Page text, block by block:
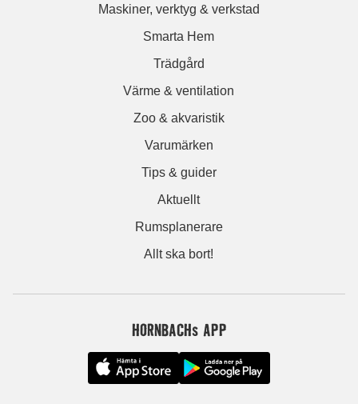
Maskiner, verktyg & verkstad
Smarta Hem
Trädgård
Värme & ventilation
Zoo & akvaristik
Varumärken
Tips & guider
Aktuellt
Rumsplanerare
Allt ska bort!
HORNBACHs APP